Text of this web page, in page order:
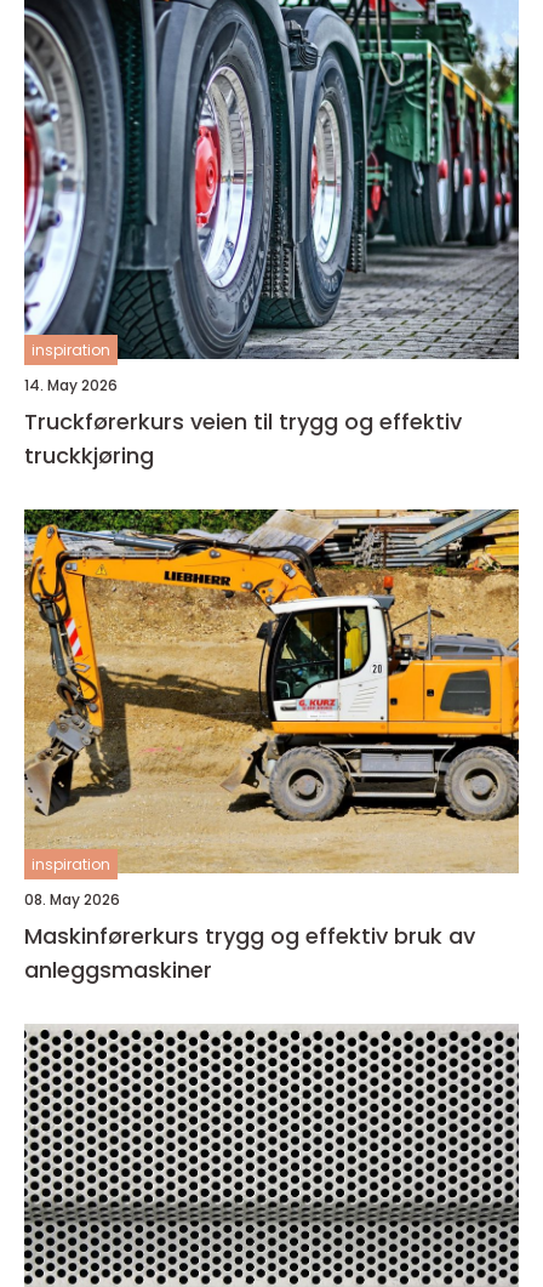
inspiration
14. May 2026
Truckførerkurs veien til trygg og effektiv
truckkjøring
inspiration
08. May 2026
Maskinførerkurs trygg og effektiv bruk av
anleggsmaskiner